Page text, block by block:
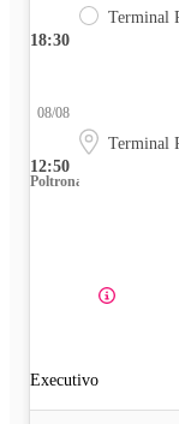
18:30
Terminal
12:50
08/08
Terminal
Poltrona
Executivo